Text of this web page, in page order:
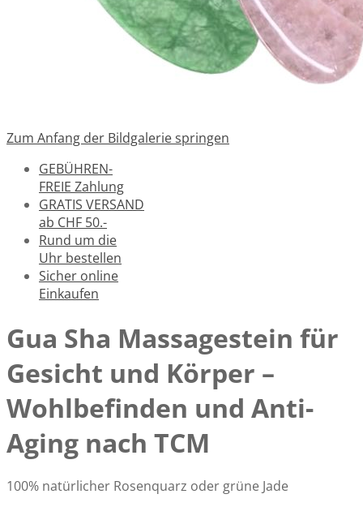
Zum Anfang der Bildgalerie springen
GEBÜHREN-
FREIE Zahlung
GRATIS VERSAND
ab CHF 50.-
Rund um die
Uhr bestellen
Sicher online
Einkaufen
Gua Sha Massagestein für
Gesicht und Körper –
Wohlbefinden und Anti-
Aging nach TCM
100% natürlicher Rosenquarz oder grüne Jade